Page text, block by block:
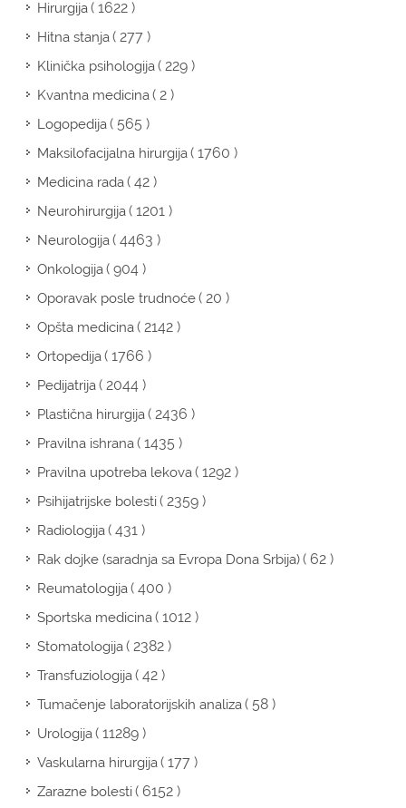
Hirurgija( 1622 )
Hitna stanja( 277 )
Klinička psihologija( 229 )
Kvantna medicina( 2 )
Logopedija( 565 )
Maksilofacijalna hirurgija( 1760 )
Medicina rada( 42 )
Neurohirurgija( 1201 )
Neurologija( 4463 )
Onkologija( 904 )
Oporavak posle trudnoće( 20 )
Opšta medicina( 2142 )
Ortopedija( 1766 )
Pedijatrija( 2044 )
Plastična hirurgija( 2436 )
Pravilna ishrana( 1435 )
Pravilna upotreba lekova( 1292 )
Psihijatrijske bolesti( 2359 )
Radiologija( 431 )
Rak dojke (saradnja sa Evropa Dona Srbija)( 62 )
Reumatologija( 400 )
Sportska medicina( 1012 )
Stomatologija( 2382 )
Transfuziologija( 42 )
Tumačenje laboratorijskih analiza( 58 )
Urologija( 11289 )
Vaskularna hirurgija( 177 )
Zarazne bolesti( 6152 )